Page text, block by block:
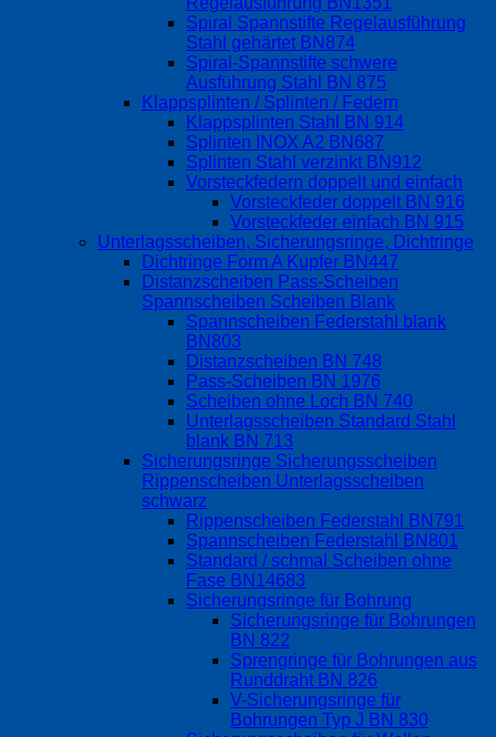
Spiral Spannstifte Regelausführung
Stahl gehärtet BN874
Spiral-Spannstifte schwere
Ausführung Stahl BN 875
Klappsplinten / Splinten / Federn
Klappsplinten Stahl BN 914
Splinten INOX A2 BN687
Splinten Stahl verzinkt BN912
Vorsteckfedern doppelt und einfach
Vorsteckfeder doppelt BN 916
Vorsteckfeder einfach BN 915
Unterlagsscheiben, Sicherungsringe, Dichtringe
Dichtringe Form A Kupfer BN447
Distanzscheiben Pass-Scheiben
Spannscheiben Scheiben Blank
Spannscheiben Federstahl blank
BN803
Distanzscheiben BN 748
Pass-Scheiben BN 1976
Scheiben ohne Loch BN 740
Unterlagsscheiben Standard Stahl
blank BN 713
Sicherungsringe Sicherungsscheiben
Rippenscheiben Unterlagsscheiben
schwarz
Rippenscheiben Federstahl BN791
Spannscheiben Federstahl BN801
Standard / schmal Scheiben ohne
Fase BN14683
Sicherungsringe für Bohrung
Sicherungsringe für Bohrungen
BN 822
Sprengringe für Bohrungen aus
Runddraht BN 826
V-Sicherungsringe für
Bohrungen Typ J BN 830